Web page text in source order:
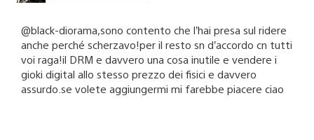
@black-diorama,sono contento che l’hai presa sul ridere
anche perché scherzavo!per il resto sn d’accordo cn tutti
voi raga!il DRM e davvero una cosa inutile e vendere i
gioki digital allo stesso prezzo dei fisici e davvero
assurdo.se volete aggiungermi mi farebbe piacere ciao